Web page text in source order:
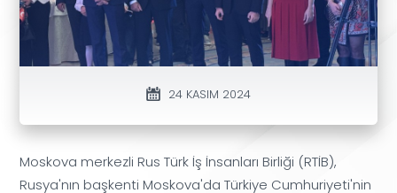
24 KASIM 2024
Moskova merkezli Rus Türk İş İnsanları Birliği (RTİB),
Rusya'nın başkenti Moskova'da Türkiye Cumhuriyeti'nin